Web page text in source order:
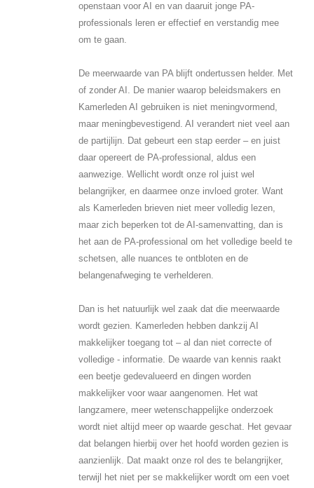
openstaan voor AI en van daaruit jonge PA-
professionals leren er effectief en verstandig mee
om te gaan.
De meerwaarde van PA blijft ondertussen helder. Met
of zonder AI. De manier waarop beleidsmakers en
Kamerleden AI gebruiken is niet meningvormend,
maar meningbevestigend. AI verandert niet veel aan
de partijlijn. Dat gebeurt een stap eerder – en juist
daar opereert de PA-professional, aldus een
aanwezige. Wellicht wordt onze rol juist wel
belangrijker, en daarmee onze invloed groter. Want
als Kamerleden brieven niet meer volledig lezen,
maar zich beperken tot de AI-samenvatting, dan is
het aan de PA-professional om het volledige beeld te
schetsen, alle nuances te ontbloten en de
belangenafweging te verhelderen.
Dan is het natuurlijk wel zaak dat die meerwaarde
wordt gezien. Kamerleden hebben dankzij AI
makkelijker toegang tot – al dan niet correcte of
volledige - informatie. De waarde van kennis raakt
een beetje gedevalueerd en dingen worden
makkelijker voor waar aangenomen. Het wat
langzamere, meer wetenschappelijke onderzoek
wordt niet altijd meer op waarde geschat. Het gevaar
dat belangen hierbij over het hoofd worden gezien is
aanzienlijk. Dat maakt onze rol des te belangrijker,
terwijl het niet per se makkelijker wordt om een voet